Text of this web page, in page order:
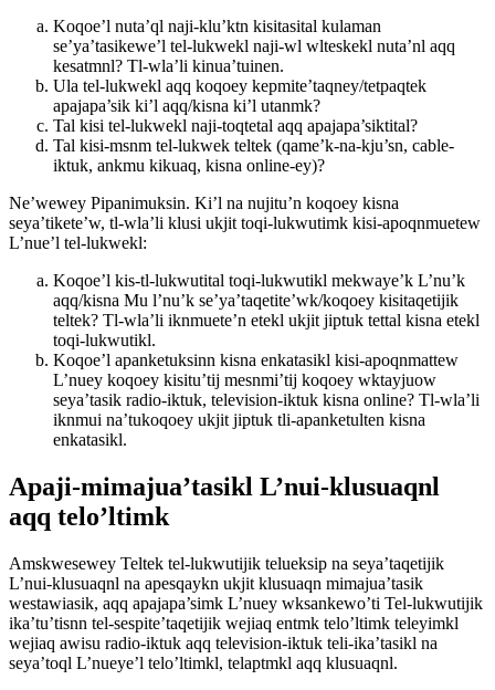
Koqoe’l nuta’ql naji-klu’ktn kisitasital kulaman
se’ya’tasikewe’l tel-lukwekl naji-wl wlteskekl nuta’nl aqq
kesatmnl? Tl-wla’li kinua’tuinen.
Ula tel-lukwekl aqq koqoey kepmite’taqney/tetpaqtek
apajapa’sik ki’l aqq/kisna ki’l utanmk?
Tal kisi tel-lukwekl naji-toqtetal aqq apajapa’siktital?
Tal kisi-msnm tel-lukwek teltek (qame’k-na-kju’sn, cable-
iktuk, ankmu kikuaq, kisna online-ey)?
Ne’wewey Pipanimuksin. Ki’l na nujitu’n koqoey kisna
seya’tikete’w, tl-wla’li klusi ukjit toqi-lukwutimk kisi-apoqnmuetew
L’nue’l tel-lukwekl:
Koqoe’l kis-tl-lukwutital toqi-lukwutikl mekwaye’k L’nu’k
aqq/kisna Mu l’nu’k se’ya’taqetite’wk/koqoey kisitaqetijik
teltek? Tl-wla’li iknmuete’n etekl ukjit jiptuk tettal kisna etekl
toqi-lukwutikl.
Koqoe’l apanketuksinn kisna enkatasikl kisi-apoqnmattew
L’nuey koqoey kisitu’tij mesnmi’tij koqoey wktayjuow
seya’tasik radio-iktuk, television-iktuk kisna online? Tl-wla’li
iknmui na’tukoqoey ukjit jiptuk tli-apanketulten kisna
enkatasikl.
Apaji-mimajua’tasikl L’nui-klusuaqnl
aqq telo’ltimk
Amskwesewey Teltek tel-lukwutijik telueksip na seya’taqetijik
L’nui-klusuaqnl na apesqaykn ukjit klusuaqn mimajua’tasik
westawiasik, aqq apajapa’simk L’nuey wksankewo’ti Tel-lukwutijik
ika’tu’tisnn tel-sespite’taqetijik wejiaq entmk telo’ltimk teleyimkl
wejiaq awisu radio-iktuk aqq television-iktuk teli-ika’tasikl na
seya’toql L’nueye’l telo’ltimkl, telaptmkl aqq klusuaqnl.